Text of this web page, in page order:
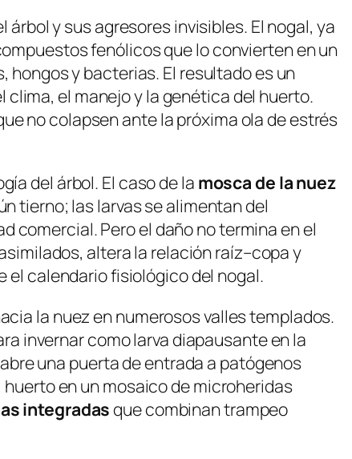
y sus agresores invisibles. El nogal, ya
fenólicos que lo convierten en un
hongos y bacterias. El resultado es un
el manejo y la genética del huerto.
no colapsen ante la próxima ola de estrés
del árbol. El caso de la mosca de la nuez
tierno; las larvas se alimentan del
comercial. Pero el daño no termina en el
altera la relación raíz–copa y
el calendario fisiológico del nogal.
la nuez en numerosos valles templados.
invernar como larva diapausante en la
una puerta de entrada a patógenos
en un mosaico de microheridas
integradasque combinan trampeo